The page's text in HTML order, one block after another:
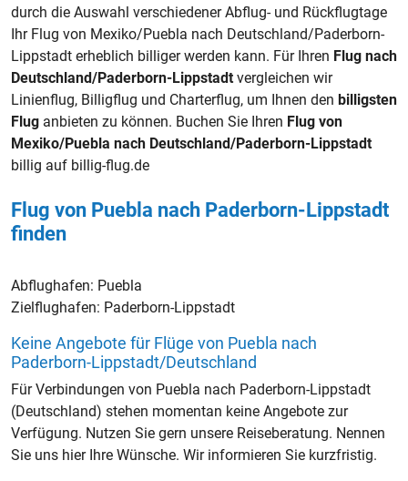
durch die Auswahl verschiedener Abflug- und Rückflugtage
Ihr Flug von Mexiko/Puebla nach Deutschland/Paderborn-
Lippstadt erheblich billiger werden kann. Für Ihren Flug nach
Deutschland/Paderborn-Lippstadt vergleichen wir
Linienflug, Billigflug und Charterflug, um Ihnen den billigsten
Flug anbieten zu können. Buchen Sie Ihren Flug von
Mexiko/Puebla nach Deutschland/Paderborn-Lippstadt
billig auf billig-flug.de
Flug von Puebla nach Paderborn-Lippstadt
finden
Abflughafen: Puebla
Zielflughafen: Paderborn-Lippstadt
Keine Angebote für Flüge von Puebla nach
Paderborn-Lippstadt/Deutschland
Für Verbindungen von Puebla nach Paderborn-Lippstadt
(Deutschland) stehen momentan keine Angebote zur
Verfügung. Nutzen Sie gern unsere Reiseberatung. Nennen
Sie uns hier Ihre Wünsche. Wir informieren Sie kurzfristig.